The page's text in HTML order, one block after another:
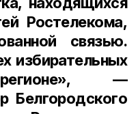
Ростелекома,
связью.
избирательных
—
Белгородского